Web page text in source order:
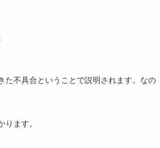
た不具合ということで説明されます。なの
ます。